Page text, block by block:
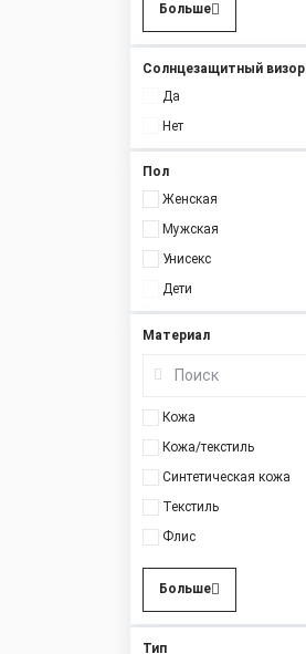
Больше
Солнцезащитный визор
Да
Нет
Пол
Женская
Мужская
Унисекс
Дети
Материал
Кожа
Кожа/текстиль
Синтетическая кожа
Текстиль
Флис
Больше
Тип